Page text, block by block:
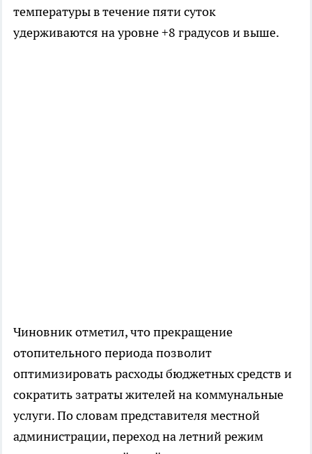
температуры в течение пяти суток
удерживаются на уровне +8 градусов и выше.
Чиновник отметил, что прекращение
отопительного периода позволит
оптимизировать расходы бюджетных средств и
сократить затраты жителей на коммунальные
услуги. По словам представителя местной
администрации, переход на летний режим